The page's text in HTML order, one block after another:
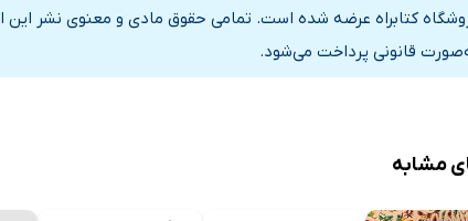
کتابراه عرضه شده است. تمامی حقوق مادی و معنوی نشر این
قانونی پرداخت می‌شود.
مشابه